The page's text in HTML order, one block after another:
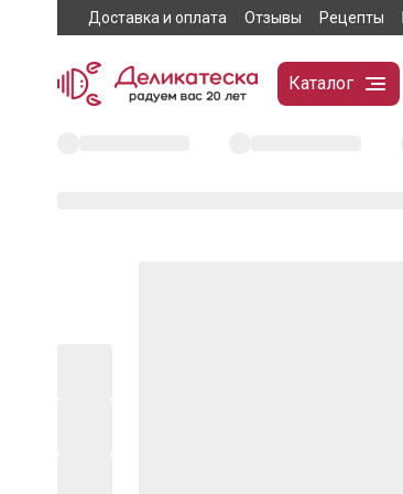
Доставка и оплата Отзывы Рецепты
Каталог